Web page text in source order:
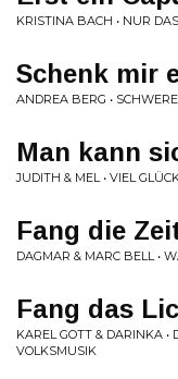
KRISTINA BACH • NUR
Schenk mir
ANDREA BERG •
Man kann
JUDITH & MEL • VIEL
Fang die
DAGMAR & MARC BELL •
Fang das
KAREL GOTT & DARINKA •
VOLKSMUSIK